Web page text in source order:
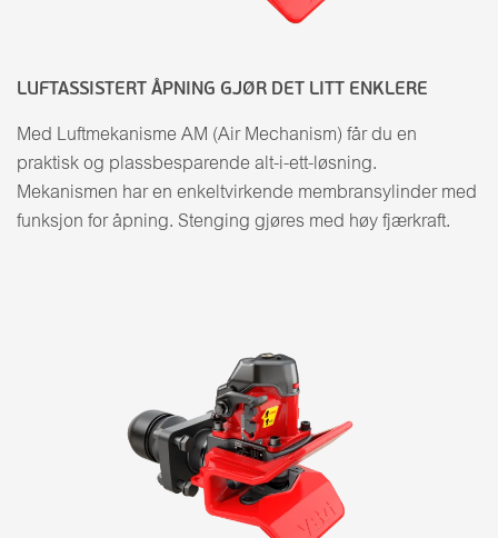
LUFTASSISTERT ÅPNING GJØR DET LITT ENKLERE
Med Luftmekanisme AM (Air Mechanism) får du en
praktisk og plassbesparende alt-i-ett-løsning.
Mekanismen har en enkeltvirkende membransylinder med
funksjon for åpning. Stenging gjøres med høy fjærkraft.